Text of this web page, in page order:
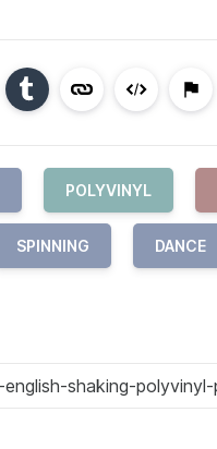
POLYVINYL
SPINNING DANCE